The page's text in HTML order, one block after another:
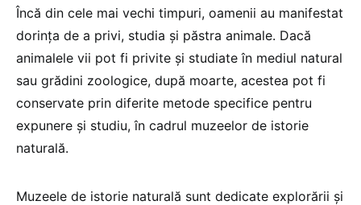
Încă din cele mai vechi timpuri, oamenii au manifestat
dorința de a privi, studia și păstra animale. Dacă
animalele vii pot fi privite și studiate în mediul natural
sau grădini zoologice, după moarte, acestea pot fi
conservate prin diferite metode specifice pentru
expunere și studiu, în cadrul muzeelor de istorie
naturală.
Muzeele de istorie naturală sunt dedicate explorării și